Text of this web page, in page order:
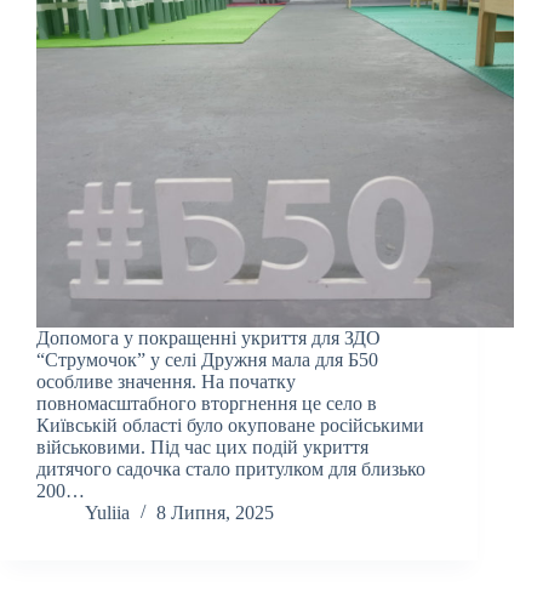
Допомога у покращенні укриття для ЗДО
“Струмочок” у селі Дружня мала для Б50
особливе значення. На початку
повномасштабного вторгнення це село в
Київській області було окуповане російськими
військовими. Під час цих подій укриття
дитячого садочка стало притулком для близько
200…
Yuliia
8 Липня, 2025